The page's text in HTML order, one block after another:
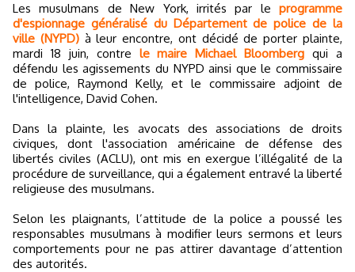
Les musulmans de New York, irrités par le programme
d'espionnage généralisé du Département de police de la
ville (NYPD)à leur encontre, ont décidé de porter plainte,
mardi 18 juin, contre le maire Michael Bloomberg qui a
défendu les agissements du NYPD ainsi que le commissaire
de police, Raymond Kelly, et le commissaire adjoint de
l'intelligence, David Cohen.
Dans la plainte, les avocats des associations de droits
civiques, dont l'association américaine de défense des
libertés civiles (ACLU), ont mis en exergue l’illégalité de la
procédure de surveillance, qui a également entravé la liberté
religieuse des musulmans.
Selon les plaignants, l’attitude de la police a poussé les
responsables musulmans à modifier leurs sermons et leurs
comportements pour ne pas attirer davantage d’attention
des autorités.